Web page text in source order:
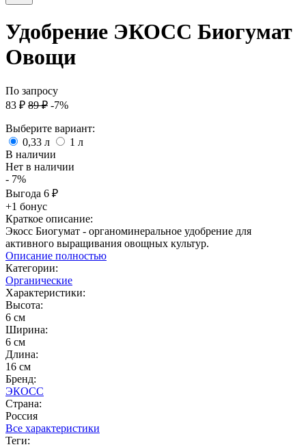
Удобрение ЭКОСС Биогумат
Овощи
По запросу
83 ₽ 89 ₽ -7%
Выберите вариант:
0,33 л
1 л
В наличии
Нет в наличии
- 7%
Выгода 6 ₽
+1 бонус
Краткое описание:
Экосс Биогумат - органоминеральное удобрение для
активного выращивания овощных культур.
Описание полностью
Категории:
Органические
Характеристики:
Высота:
6 см
Ширина:
6 см
Длина:
16 см
Бренд:
ЭКОСС
Страна:
Россия
Все характеристики
Теги: